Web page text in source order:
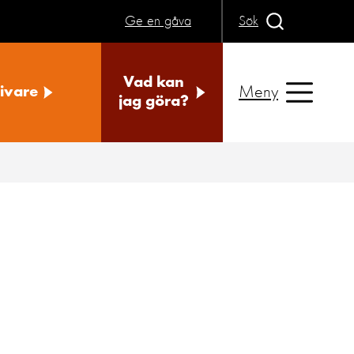
Ge en gåva Sök
Vad kan
jag göra?
Meny